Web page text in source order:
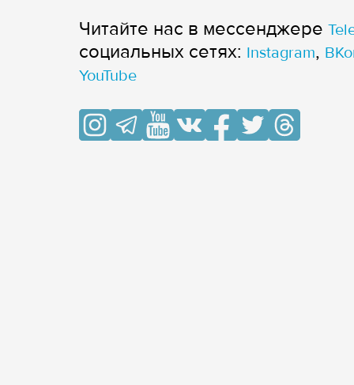
Читайте нас в мессенджере
cоциальных сетях: Instagram,
YouTube